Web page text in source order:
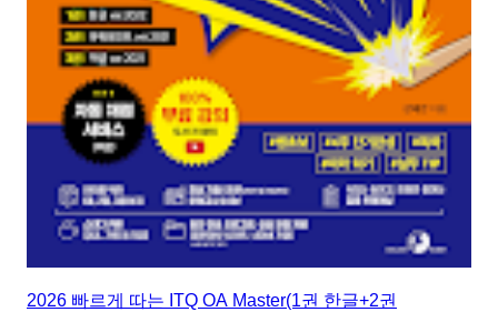
2026 빠르게 따는 ITQ OA Master(1권 한글+2권